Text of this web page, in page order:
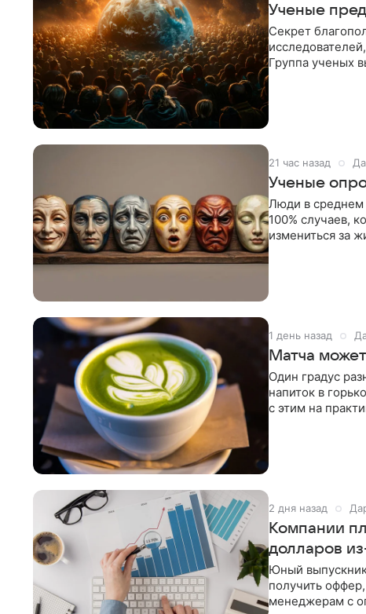
Ученые
Секрет
Группа ученых
21 час назад
Ученые
Люди в среднем
100% случаев,
измениться за
1 день назад
Матча
Один градус
напиток в
с этим на
2 дня назад
Компании
долларов
Юный
получить
менеджерам с